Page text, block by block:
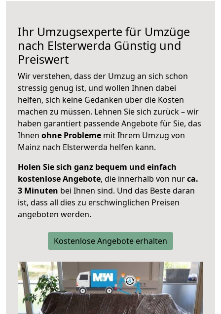
Ihr Umzugsexperte für Umzüge
nach Elsterwerda Günstig und
Preiswert
Wir verstehen, dass der Umzug an sich schon
stressig genug ist, und wollen Ihnen dabei
helfen, sich keine Gedanken über die Kosten
machen zu müssen. Lehnen Sie sich zurück – wir
haben garantiert passende Angebote für Sie, das
Ihnen ohne Probleme mit Ihrem Umzug von
Mainz nach Elsterwerda helfen kann.
Holen Sie sich ganz bequem und einfach
kostenlose Angebote, die innerhalb von nurca.
3 Minuten bei Ihnen sind. Und das Beste daran
ist, dass all dies zu erschwinglichen Preisen
angeboten werden.
Kostenlose Angebote erhalten